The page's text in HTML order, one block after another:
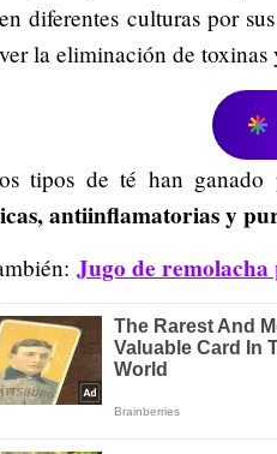
diferentes culturas por
la eliminación de toxinas
tipos de té han ganado
antiinflamatorias y
Jugo de remolacha